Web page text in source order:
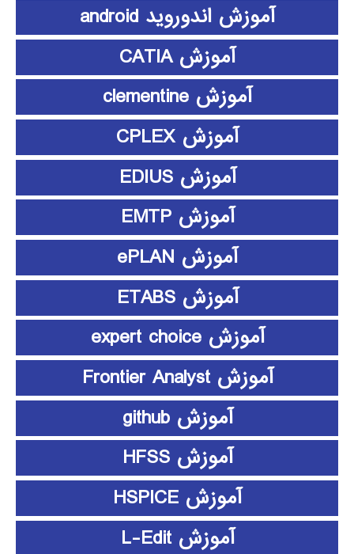
آموزش اندوروید android
آموزش CATIA
آموزش clementine
آموزش CPLEX
آموزش EDIUS
آموزش EMTP
آموزش ePLAN
آموزش ETABS
آموزش expert choice
آموزش Frontier Analyst
آموزش github
آموزش HFSS
آموزش HSPICE
آموزش L-Edit